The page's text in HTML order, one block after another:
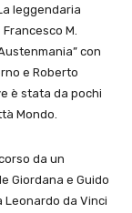
leggendaria
M.
con
e Roberto
è stata da pochi
Mondo.
da un
Giordana e Guido
Leonardo da Vinci